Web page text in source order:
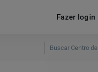
Fazer login